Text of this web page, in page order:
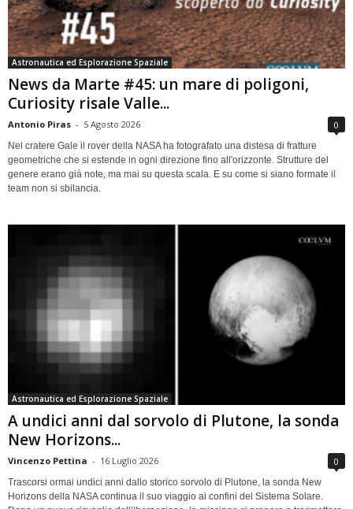
Astronautica ed Esplorazione Spaziale
News da Marte #45: un mare di poligoni,
Curiosity risale Valle...
Antonio Piras - 5 Agosto 2026 0
Nel cratere Gale il rover della NASA ha fotografato una distesa di fratture
geometriche che si estende in ogni direzione fino all'orizzonte. Strutture del
genere erano già note, ma mai su questa scala. E su come si siano formate il
team non si sbilancia.
Astronautica ed Esplorazione Spaziale
A undici anni dal sorvolo di Plutone, la sonda
New Horizons...
Vincenzo Pettina - 16 Luglio 2026 0
Trascorsi ormai undici anni dallo storico sorvolo di Plutone, la sonda New
Horizons della NASA continua il suo viaggio ai confini del Sistema Solare.